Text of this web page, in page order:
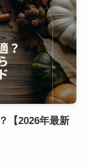
【2026年最新